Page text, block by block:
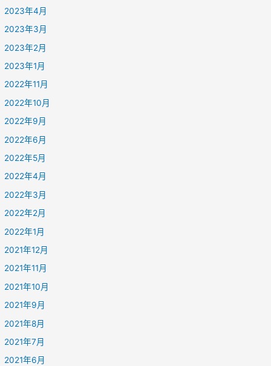
2023年4月
2023年3月
2023年2月
2023年1月
2022年11月
2022年10月
2022年9月
2022年6月
2022年5月
2022年4月
2022年3月
2022年2月
2022年1月
2021年12月
2021年11月
2021年10月
2021年9月
2021年8月
2021年7月
2021年6月